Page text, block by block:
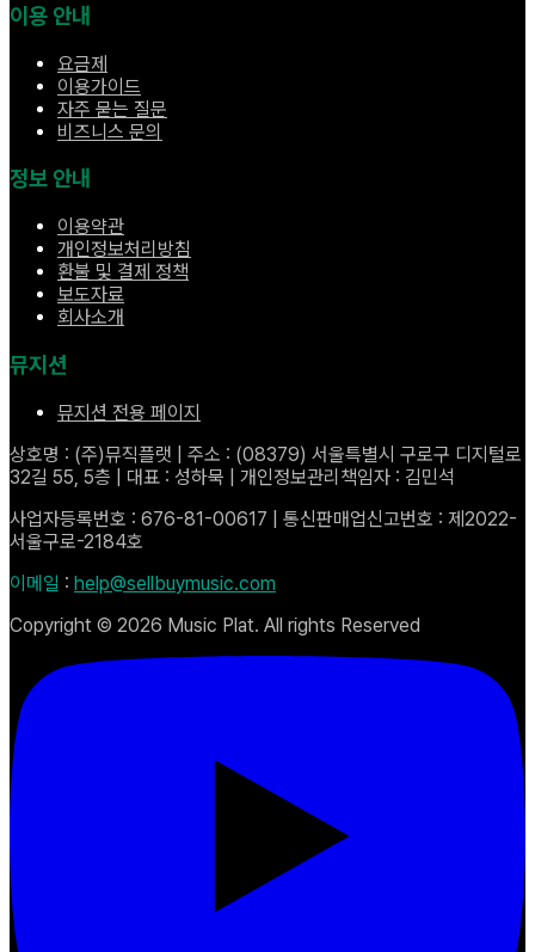
이용 안내
요금제
이용가이드
자주 묻는 질문
비즈니스 문의
정보 안내
이용약관
개인정보처리방침
환불 및 결제 정책
보도자료
회사소개
뮤지션
뮤지션 전용 페이지
상호명 : (주)뮤직플랫 | 주소 : (08379) 서울특별시 구로구 디지털로
32길 55, 5층 | 대표 : 성하묵 | 개인정보관리책임자 : 김민석
사업자등록번호 : 676-81-00617 | 통신판매업신고번호 : 제2022-
서울구로-2184호
이메일 : help@sellbuymusic.com
Copyright © 2026 Music Plat. All rights Reserved